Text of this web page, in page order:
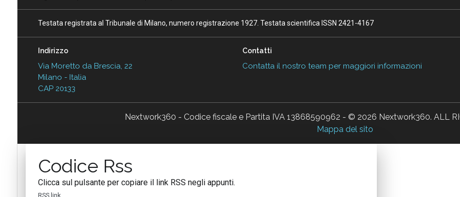
Testata registrata al Tribunale di Milano, numero registrazione 1927. Testata scientifica ISSN 2421-4167
Indirizzo
Via Moretto da Brescia, 22
Milano - Italia
CAP 20133
Contatti
Contatta il nostro team per maggiori informazioni
Nextwork360 - Codice fiscale e Partita IVA 13868590962 - © 2026 Nextwork360. ALL
Mappa del sito
Codice Rss
Clicca sul pulsante per copiare il link RSS negli appunti.
RSS link